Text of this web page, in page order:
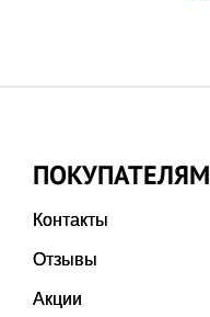
ПОКУПАТЕЛЯМ
Контакты
Отзывы
Акции